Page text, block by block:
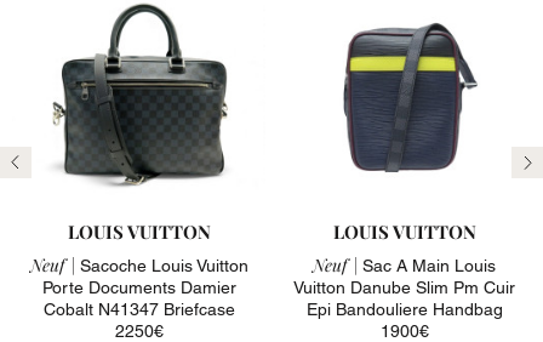
Précédent
LOUIS VUITTON
Neuf | Sacoche Louis Vuitton
Porte Documents Damier
Cobalt N41347 Briefcase
2250€
LOUIS VUITTON
Neuf | Sac A Main Louis
Vuitton Danube Slim Pm Cuir
Epi Bandouliere Handbag
1900€